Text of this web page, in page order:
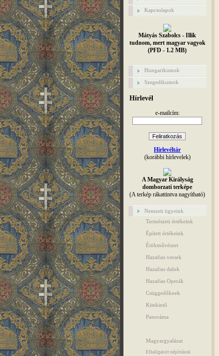
Kapcsolapok
Mátyás Szabolcs - Illik
tudnom, mert magyar vagyok
(PFD - 1.2 MB)
Hungarikumok
Szegedikumok
Hírlevél
e-mailcím:
Hírlevéltár
(korábbi hírlevelek)
A Magyar Királyság
domborzati terképe
(A terkép rákattintva nagyítható)
Nemzeti ügyeink
Természeti értékeink
Épített értékeink
Étökművészet
Hazafias versek
Hazafias dalok
Hazafias Operák
Csüggedőknek
Kitekintő
Panoráma
Magyargyalázat
Elhallgatott népírtások